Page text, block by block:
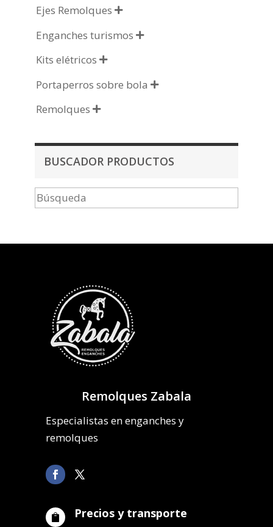
Ejes Remolques 
Enganches turismos 
Kits elétricos 
Portaperros sobre bola 
Remolques 
BUSCADOR PRODUCTOS
Remolques Zabala
Especialistas en enganches y
remolques
 Precios y transporte